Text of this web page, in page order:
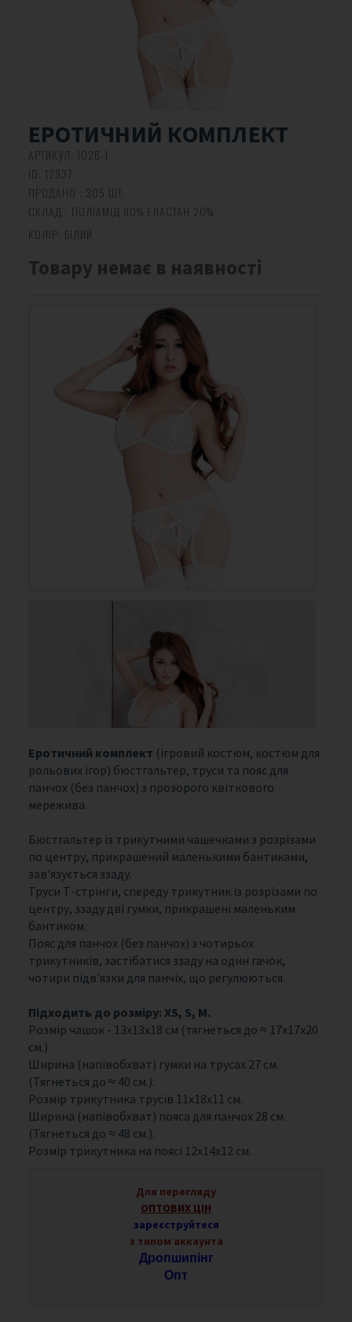
ЕРОТИЧНИЙ КОМПЛЕКТ
АРТИКУЛ: 1026-1
ID: 12937
ПРОДАНО : 305 ШТ.
СКЛАД : ПОЛІАМІД 80% ЕЛАСТАН 20%
КОЛІР: БІЛИЙ
Товару немає в наявності
Еротичний комплект (ігровий костюм, костюм для
рольових ігор) бюстгальтер, труси та пояс для
панчох (без панчох) з прозорого квіткового
мережива.
Бюстгальтер із трикутними чашечками з розрізами
по центру, прикрашений маленькими бантиками,
зав'язується ззаду.
Труси Т-стрінги, спереду трикутник із розрізами по
центру, ззаду дві гумки, прикрашені маленьким
бантиком.
Пояс для панчох (без панчох) з чотирьох
трикутників, застібатися ззаду на один гачок,
чотири підв'язки для панчіх, що регулюються.
Підходить до розміру: XS, S, M.
Розмір чашок - 13х13х18 см (тягнеться до ≈ 17х17х20
см.)
Ширина (напівобхват) гумки на трусах 27 см.
(Тягнеться до ≈ 40 см.).
Розмір трикутника трусів 11х18х11 см.
Ширина (напівобхват) пояса для панчох 28 см.
(Тягнеться до ≈ 48 см.).
Розмір трикутника на поясі 12х14х12 см.
Для перегляду
ОПТОВИХ ЦІН
зареєструйтеся
з типом аккаунта
Дропшипінг
Опт